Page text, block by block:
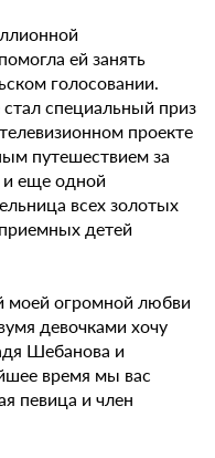
ей занять
голосовании.
специальный приз
проекте
путешествием за
и еще одной
всех золотых
детей
моей огромной любви
девочками хочу
Шебанова и
время мы вас
певица и член